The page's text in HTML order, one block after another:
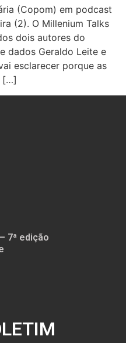
(Copom) em podcast
(2). O Millenium Talks
dois autores do
dados Geraldo Leite e
esclarecer porque as
[…]
7ª edição